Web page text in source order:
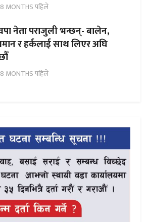
8 MONTHS पहिले
नेता पराजुली भन्छन्- बालेन,
र हर्कलाई साथ लिएर अघि
8 MONTHS पहिले